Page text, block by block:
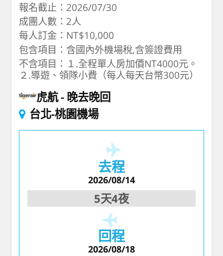
報名截止：2026/07/30
成團人數：2人
每人訂金：NT$10,000
包含項目：含國內外機場稅,含簽證費用
不含項目：１.全程單人房加價NT4000元。
２.導遊、領隊小費（每人每天台幣300元）
虎航 晚去晚回
台北-桃園機場
去程
2026/08/14
5天4夜
回程
2026/08/18